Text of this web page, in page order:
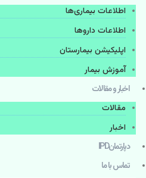
اطلاعات بیماری‌ها
اطلاعات دارو‌ها
اپليكيشن بيمارستان
آموزش بیمار
اخبار و مقالات
مقالات
اخبار
دپارتمانIPD
تماس با ما